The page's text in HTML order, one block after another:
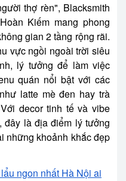
thợ rèn", Blacksmith
Kiếm mang phong
gian 2 tầng rộng rãi.
vực ngồi ngoài trời siêu
lý tưởng để làm việc
quán nổi bật với các
latte mè đen hay trà
decor tinh tế và vibe
đây là địa điểm lý tưởng
những khoảnh khắc đẹp
ngon nhất Hà Nội ai